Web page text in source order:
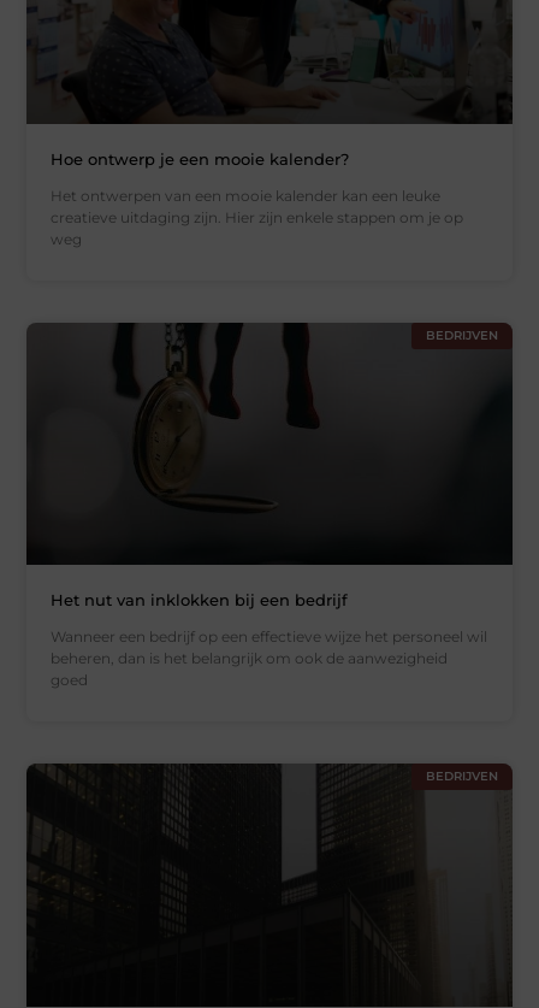
Hoe ontwerp je een mooie kalender?
Het ontwerpen van een mooie kalender kan een leuke
creatieve uitdaging zijn. Hier zijn enkele stappen om je op
weg
BEDRIJVEN
Het nut van inklokken bij een bedrijf
Wanneer een bedrijf op een effectieve wijze het personeel wil
beheren, dan is het belangrijk om ook de aanwezigheid
goed
BEDRIJVEN